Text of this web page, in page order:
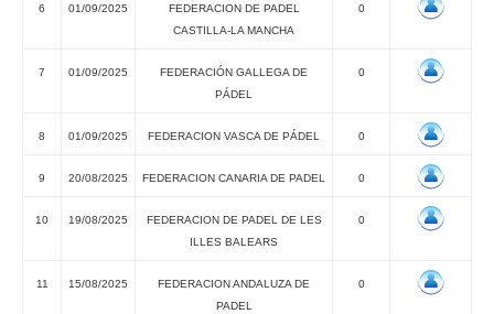
6 01/09/2025
FEDERACION DE PADEL
CASTILLA-LA MANCHA
0
7 01/09/2025
FEDERACIÓN GALLEGA DE
PÁDEL
0
8 01/09/2025 FEDERACION VASCA DE PÁDEL 0
9 20/08/2025 FEDERACION CANARIA DE PADEL 0
10 19/08/2025
FEDERACION DE PADEL DE LES
ILLES BALEARS
0
11 15/08/2025
FEDERACION ANDALUZA DE
PADEL
0